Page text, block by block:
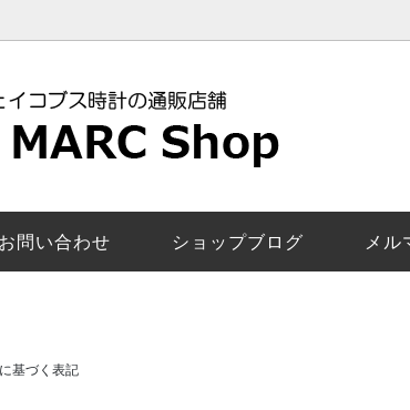
ル ロキシー｜ROXY
ベイカー｜Baker
マークバイマークジェイコブ
スマートウォッチ
5年修理保証
マークジェイコブスの
ペア
び方
お問い合わせ ショップブログ メル
基づく表記